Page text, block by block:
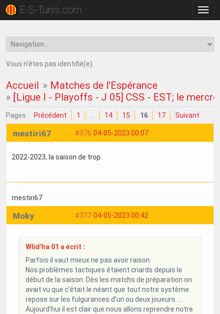
la
E-S-Tunis.com
Vous n'êtes pas identifié(e).
Accueil » Matches de l'Espérance
» [Ligue I - Playoffs - J 05] CSS - EST; le
Pages : Précédent 1 14 15 16 17 Suivant
#376 04-05-2023 00:07
mestiri67
2022-2023, la saison de trop.
mestiri67
#377 04-05-2023 00:42
Moky
Wlid'ha 01 a écrit :
Parfois il vaut mieux ne pas avoir raison.
Nos problèmes tactiques étaient criards depuis le
début de la saison. Dès les matchs de préparation on
avait vu que c'était le néant que tout notre système
repose sur les fulgurances d'un ou deux joueurs ....
Aujourd'hui il est clair que nous allons reprendre notre